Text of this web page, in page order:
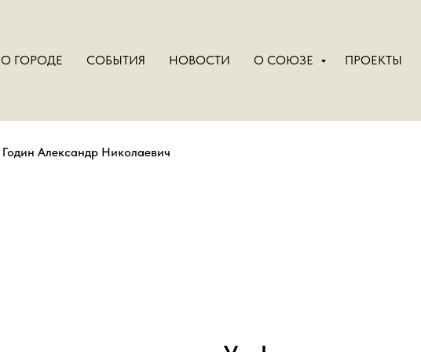
О ГОРОДЕ СОБЫТИЯ НОВОСТИ О СОЮЗЕ ПРОЕКТЫ
Годин Александр Николаевич